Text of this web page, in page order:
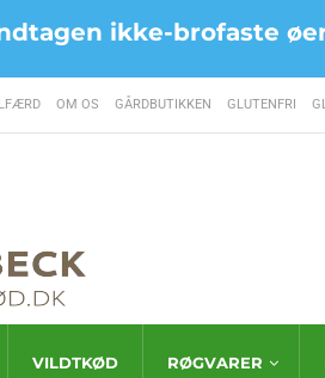
ikke-brofaste
OM OS GÅRDBUTIKKEN GLUTENFRI
VILDTKØD RØGVARER